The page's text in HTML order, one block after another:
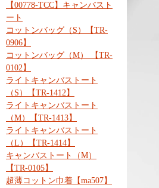
【00778-TCC】キャンバスト
ート
コットンバッグ（S）【TR-
0906】
コットンバッグ（M） 【TR-
0102】
ライトキャンバストート
（S）【TR-1412】
ライトキャンバストート
（M）【TR-1413】
ライトキャンバストート
（L）【TR-1414】
キャンバストート（M）
【TR-0105】
超薄コットン巾着【ma507】